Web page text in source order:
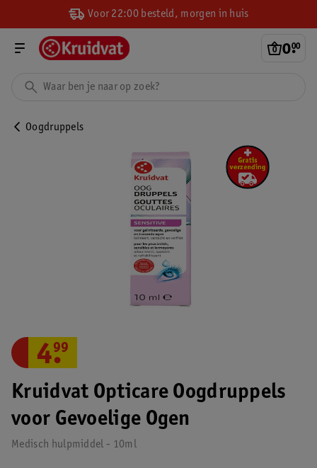
Voor 22:00 besteld, morgen in huis
0.
00
Oogdruppels
Kruidvat Opticare Oogdruppels
voor Gevoelige Ogen
Medisch hulpmiddel - 10ml
4.
99